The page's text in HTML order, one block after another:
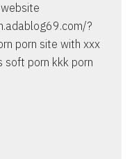
?
porn site with xxx
soft porn kkk porn